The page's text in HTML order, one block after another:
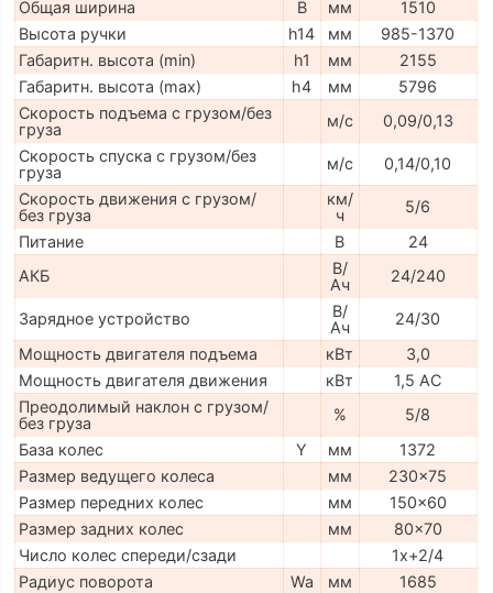
Общая ширина
B мм
1510
Высота ручки
h14 мм
985-1370
Габаритн. высота (min)
h1 мм
2155
Габаритн. высота (max)
h4 мм
5796
Скорость подъема с грузом/без
груза
м/с
0,09/0,13
Скорость спуска с грузом/без
груза
м/с
0,14/0,10
Скорость движения с грузом/
без груза
км/
ч
5/6
Питание
В
24
АКБ
В/
Ач
24/240
Зарядное устройство
В/
Ач
24/30
Мощность двигателя подъема
кВт
3,0
Мощность двигателя движения
кВт
1,5 AC
Преодолимый наклон с грузом/
без груза
%
5/8
База колес
Y мм
1372
Размер ведущего колеса
мм
230x75
Размер передних колес
мм
150x60
Размер задних колес
мм
80x70
Число колес спереди/сзади
1x+2/4
Радиус поворота
Wa мм
1685